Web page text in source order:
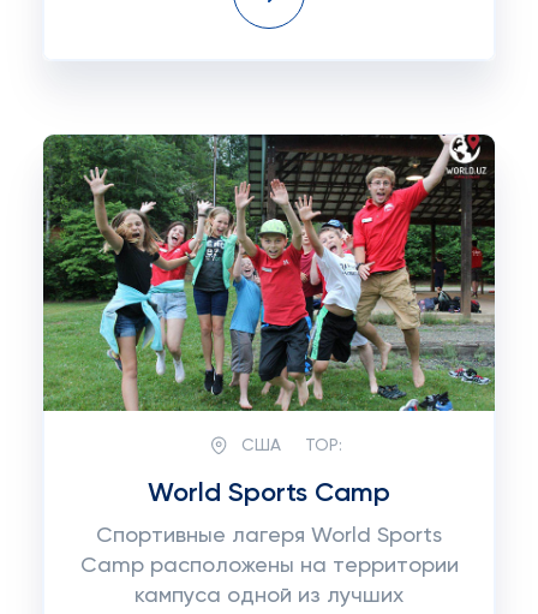
США TOP:
World Sports Camp
Спортивные лагеря World Sports
Camp расположены на территории
кампуса одной из лучших